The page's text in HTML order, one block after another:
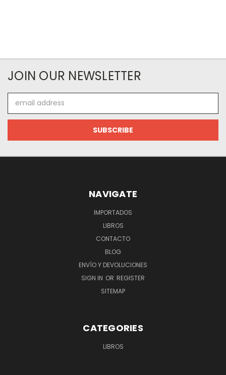
JOIN OUR NEWSLETTER
Address
NAVIGATE
IMPORTADOS
LIBROS
CONTACTO
BLOG
ENVÍO Y DEVOLUCIONES
SIGN IN OR REGISTER
SITEMAP
CATEGORIES
LIBROS